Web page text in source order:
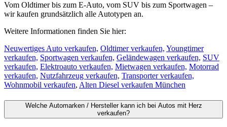
Vom Oldtimer bis zum E-Auto, vom SUV bis zum Sportwagen –
wir kaufen grundsätzlich alle Autotypen an.
Weitere Informationen finden Sie hier:
Neuwertiges Auto verkaufen, Oldtimer verkaufen, Youngtimer
verkaufen, Sportwagen verkaufen, Geländewagen verkaufen, SUV
verkaufen, Elektroauto verkaufen, Mietwagen verkaufen, Motorrad
verkaufen, Nutzfahrzeug verkaufen, Transporter verkaufen,
Wohnmobil verkaufen, Alten Diesel verkaufen München
Welche Automarken / Hersteller kann ich bei Autos mit Herz
verkaufen?